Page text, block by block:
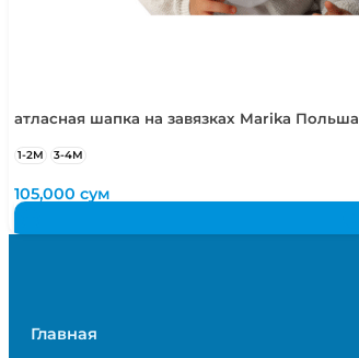
атласная шапка на завязках Marika Польша
1-2М 3-4М
105,000сум
Главная